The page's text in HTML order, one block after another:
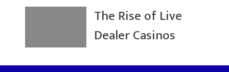
The Rise of Live
Dealer Casinos